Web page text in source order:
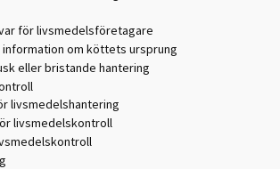
för livsmedelsföretagare
information om köttets ursprung
eller bristande hantering
livsmedelshantering
livsmedelskontroll